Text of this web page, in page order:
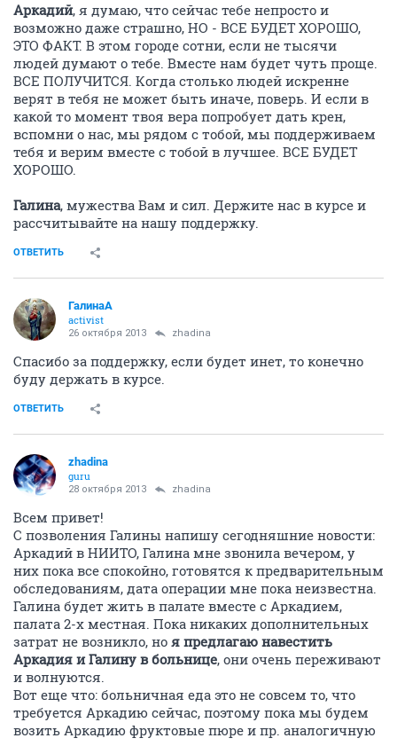
Аркадий, я думаю, что сейчас тебе непросто и
возможно даже страшно, НО - ВСЕ БУДЕТ ХОРОШО,
ЭТО ФАКТ. В этом городе сотни, если не тысячи
людей думают о тебе. Вместе нам будет чуть проще.
ВСЕ ПОЛУЧИТСЯ. Когда столько людей искренне
верят в тебя не может быть иначе, поверь. И если в
какой то момент твоя вера попробует дать крен,
вспомни о нас, мы рядом с тобой, мы поддерживаем
тебя и верим вместе с тобой в лучшее. ВСЕ БУДЕТ
ХОРОШО.
Галина, мужества Вам и сил. Держите нас в курсе и
рассчитывайте на нашу поддержку.
ОТВЕТИТЬ
ГалинаА
activist
26 октября 2013 zhadina
Спасибо за поддержку, если будет инет, то конечно
буду держать в курсе.
ОТВЕТИТЬ
zhadina
guru
28 октября 2013 zhadina
Всем привет!
С позволения Галины напишу сегодняшние новости:
Аркадий в НИИТО, Галина мне звонила вечером, у
них пока все спокойно, готовятся к предварительным
обследованиям, дата операции мне пока неизвестна.
Галина будет жить в палате вместе с Аркадием,
палата 2-х местная. Пока никаких дополнительных
затрат не возникло, но я предлагаю навестить
Аркадия и Галину в больнице, они очень переживают
и волнуются.
Вот еще что: больничная еда это не совсем то, что
требуется Аркадию сейчас, поэтому пока мы будем
возить Аркадию фруктовые пюре и пр. аналогичную